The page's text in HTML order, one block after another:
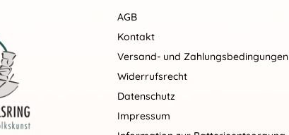
AGB
Kontakt
Versand- und Zahlungsbedingungen
Widerrufsrecht
Datenschutz
Impressum